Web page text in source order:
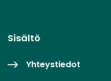
Sisältö
Yhteystiedot